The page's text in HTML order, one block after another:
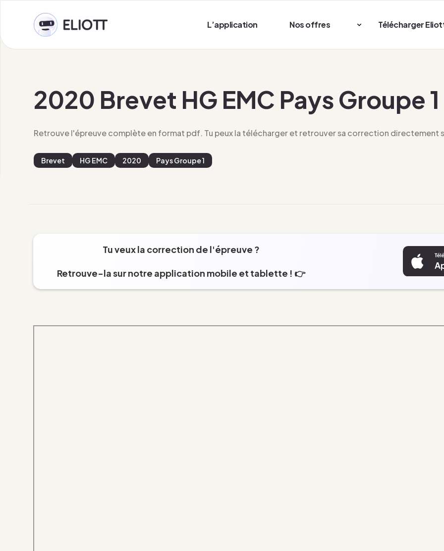
L’application Nos offres Télécharger
2020 Brevet HG EMC Pays Groupe 1
Retrouve l'épreuve complète en format pdf. Tu peux la télécharger et retrouver sa correction directement
Brevet HG EMC 2020 Pays Groupe 1
Tu veux la correction de l'épreuve ?
Retrouve-la sur notre application mobile et tablette ! 👉